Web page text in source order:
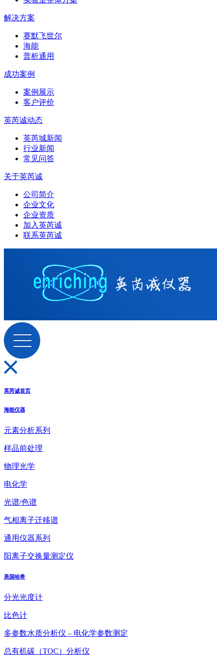
解决方案
赛默飞世尔
海能
普析通用
成功案例
案例展示
客户评价
英芮诚动态
英芮城新闻
行业新闻
常见问答
关于英芮诚
公司简介
企业文化
企业资质
加入英芮诚
联系英芮诚
英芮诚首页
海能仪器
元素分析系列
样品前处理
物理光学
电化学
光谱/色谱
气相离子迁移谱
通用仪器系列
阳离子交换量测定仪
美国哈希
分光光度计
比色计
多参数水质分析仪 – 电化学参数测定
总有机碳（TOC）分析仪